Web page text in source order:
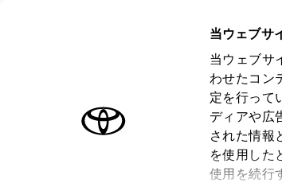
当ウェブサ
当ウェブサ
わせたコン
定を行って
ディアや広
された情報
を使用した
使用を続行
はじめに
安全・安心のために
プラグインハイブリッドシステム